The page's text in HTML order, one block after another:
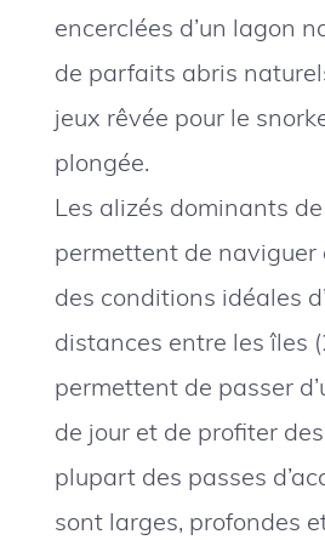
encerclées d’un lagon
de parfaits abris
jeux rêvée pour le
plongée.
Les alizés dominants
permettent de naviguer
des conditions idéales
distances entre les îles
permettent de passer
de jour et de profiter
plupart des passes
sont larges, profondes